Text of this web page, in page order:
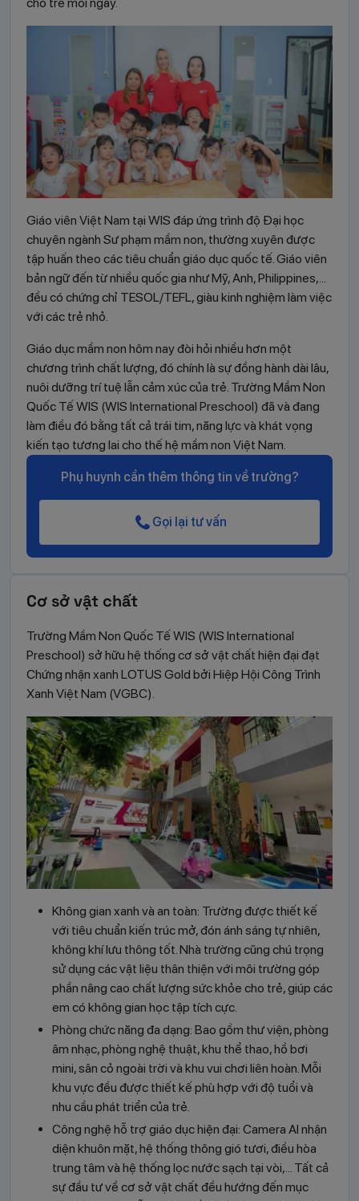
Giáo viên Việt Nam tại WIS đáp ứng trình độ Đại học
chuyên ngành Sư phạm mầm non, thường xuyên được
tập huấn theo các tiêu chuẩn giáo dục quốc tế. Giáo viên
bản ngữ đến từ nhiều quốc gia như Mỹ, Anh, Philippines,...
đều có chứng chỉ TESOL/TEFL, giàu kinh nghiệm làm việc
với các trẻ nhỏ.
Giáo dục mầm non hôm nay đòi hỏi nhiều hơn một
chương trình chất lượng, đó chính là sự đồng hành dài lâu,
nuôi dưỡng trí tuệ lẫn cảm xúc của trẻ. Trường Mầm Non
Quốc Tế WIS (WIS International Preschool) đã và đang
làm điều đó bằng tất cả trái tim, năng lực và khát vọng
kiến tạo tương lai cho thế hệ mầm non Việt Nam.
Phụ huynh cần thêm thông tin về trường?
Gọi lại tư vấn
Cơ sở vật chất
Trường Mầm Non Quốc Tế WIS (WIS International
Preschool) sở hữu hệ thống cơ sở vật chất hiện đại đạt
Chứng nhận xanh LOTUS Gold bởi Hiệp Hội Công Trình
Xanh Việt Nam (VGBC).
Không gian xanh và an toàn: Trường được thiết kế
với tiêu chuẩn kiến trúc mở, đón ánh sáng tự nhiên,
không khí lưu thông tốt. Nhà trường cũng chú trọng
sử dụng các vật liệu thân thiện với môi trường góp
phần nâng cao chất lượng sức khỏe cho trẻ, giúp các
em có không gian học tập tích cực.
Phòng chức năng đa dạng: Bao gồm thư viện, phòng
âm nhạc, phòng nghệ thuật, khu thể thao, hồ bơi
mini, sân cỏ ngoài trời và khu vui chơi liên hoàn. Mỗi
khu vực đều được thiết kế phù hợp với độ tuổi và
nhu cầu phát triển của trẻ.
Công nghệ hỗ trợ giáo dục hiện đại: Camera AI nhận
diện khuôn mặt, hệ thống thông gió tươi, điều hòa
trung tâm và hệ thống lọc nước sạch tại vòi,... Tất cả
sự đầu tư về cơ sở vật chất đều hướng đến mục